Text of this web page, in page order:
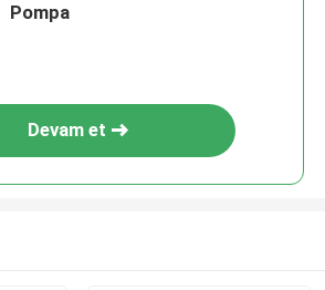
Pompa
Devam et